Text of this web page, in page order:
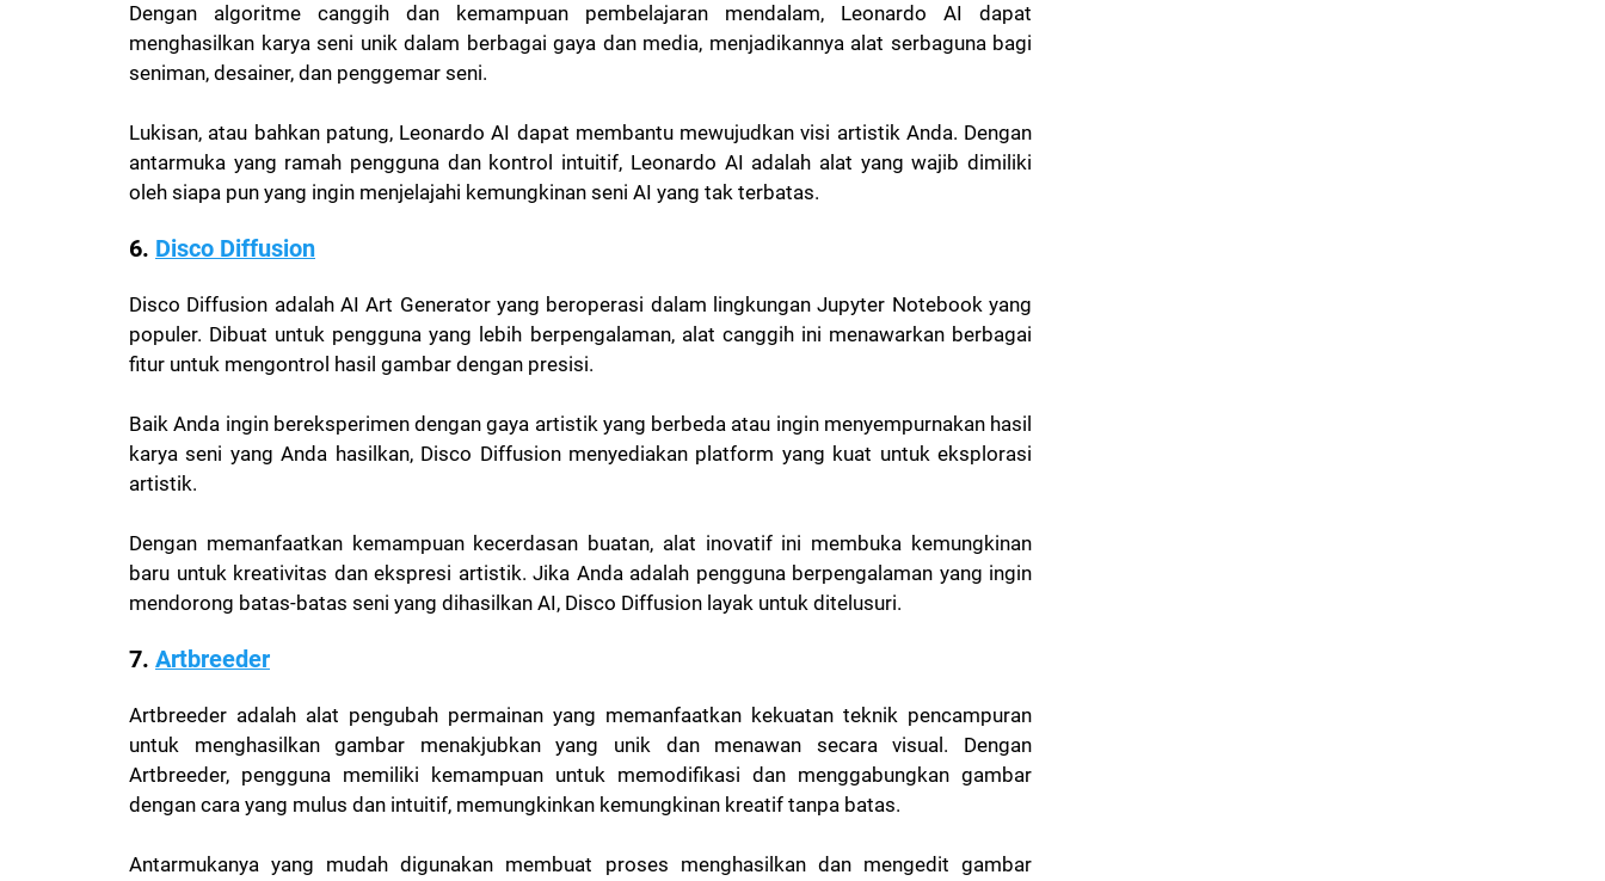
Dengan algoritme canggih dan kemampuan pembelajaran mendalam, Leonardo AI dapat
menghasilkan karya seni unik dalam berbagai gaya dan media, menjadikannya alat serbaguna bagi
seniman, desainer, dan penggemar seni.
Lukisan, atau bahkan patung, Leonardo AI dapat membantu mewujudkan visi artistik Anda. Dengan
antarmuka yang ramah pengguna dan kontrol intuitif, Leonardo AI adalah alat yang wajib dimiliki
oleh siapa pun yang ingin menjelajahi kemungkinan seni AI yang tak terbatas.
6. Disco Diffusion
Disco Diffusion adalah AI Art Generator yang beroperasi dalam lingkungan Jupyter Notebook yang
populer. Dibuat untuk pengguna yang lebih berpengalaman, alat canggih ini menawarkan berbagai
fitur untuk mengontrol hasil gambar dengan presisi.
Baik Anda ingin bereksperimen dengan gaya artistik yang berbeda atau ingin menyempurnakan hasil
karya seni yang Anda hasilkan, Disco Diffusion menyediakan platform yang kuat untuk eksplorasi
artistik.
Dengan memanfaatkan kemampuan kecerdasan buatan, alat inovatif ini membuka kemungkinan
baru untuk kreativitas dan ekspresi artistik. Jika Anda adalah pengguna berpengalaman yang ingin
mendorong batas-batas seni yang dihasilkan AI, Disco Diffusion layak untuk ditelusuri.
7. Artbreeder
Artbreeder adalah alat pengubah permainan yang memanfaatkan kekuatan teknik pencampuran
untuk menghasilkan gambar menakjubkan yang unik dan menawan secara visual. Dengan
Artbreeder, pengguna memiliki kemampuan untuk memodifikasi dan menggabungkan gambar
dengan cara yang mulus dan intuitif, memungkinkan kemungkinan kreatif tanpa batas.
Antarmukanya yang mudah digunakan membuat proses menghasilkan dan mengedit gambar